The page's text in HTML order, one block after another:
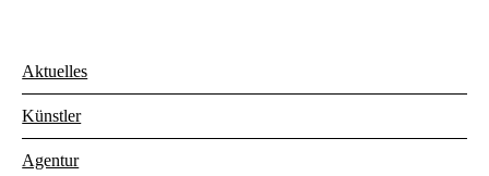
Aktuelles
Künstler
Agentur